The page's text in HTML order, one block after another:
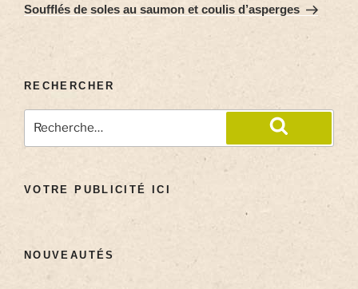
Soufflés de soles au saumon et coulis d’asperges
RECHERCHER
VOTRE PUBLICITÉ ICI
NOUVEAUTÉS